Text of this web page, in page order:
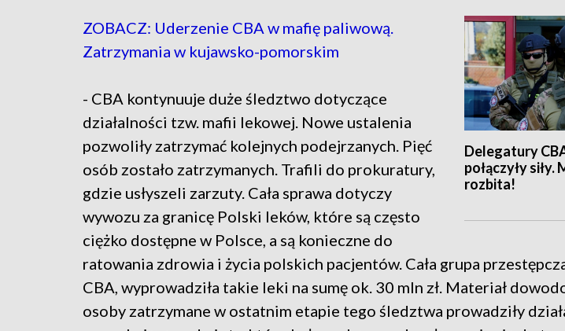
Delegatury
połączyły
rozbita!
ZOBACZ: Uderzenie CBA w mafię paliwową.
Zatrzymania w kujawsko-pomorskim
- CBA kontynuuje duże śledztwo dotyczące
działalności tzw. mafii lekowej. Nowe ustalenia
pozwoliły zatrzymać kolejnych podejrzanych. Pięć
osób zostało zatrzymanych. Trafili do prokuratury,
gdzie usłyszeli zarzuty. Cała sprawa dotyczy
wywozu za granicę Polski leków, które są często
ciężko dostępne w Polsce, a są konieczne do
ratowania zdrowia i życia polskich pacjentów. Cała grupa
CBA, wyprowadziła takie leki na sumę ok. 30 mln zł. Materiał
osoby zatrzymane w ostatnim etapie tego śledztwa prowadziły